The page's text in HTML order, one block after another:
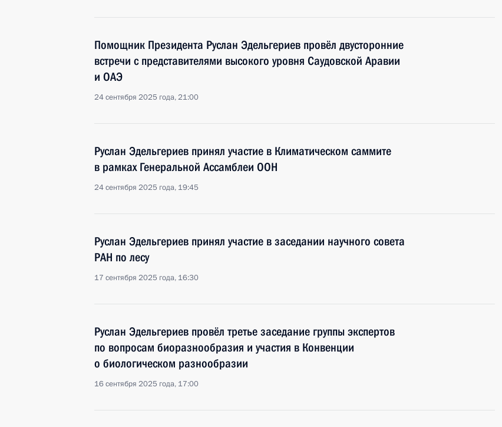
Помощник Президента Руслан Эдельгериев провёл двусторонние
встречи с представителями высокого уровня Саудовской Аравии
и ОАЭ
24 сентября 2025 года, 21:00
Руслан Эдельгериев принял участие в Климатическом саммите
в рамках Генеральной Ассамблеи ООН
24 сентября 2025 года, 19:45
Руслан Эдельгериев принял участие в заседании научного совета
РАН по лесу
17 сентября 2025 года, 16:30
Руслан Эдельгериев провёл третье заседание группы экспертов
по вопросам биоразнообразия и участия в Конвенции
о биологическом разнообразии
16 сентября 2025 года, 17:00